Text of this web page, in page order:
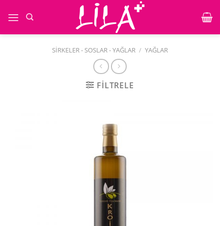
atla
SIRKELER - SOSLAR - YAĞLAR / YAĞLAR
FILTRELE